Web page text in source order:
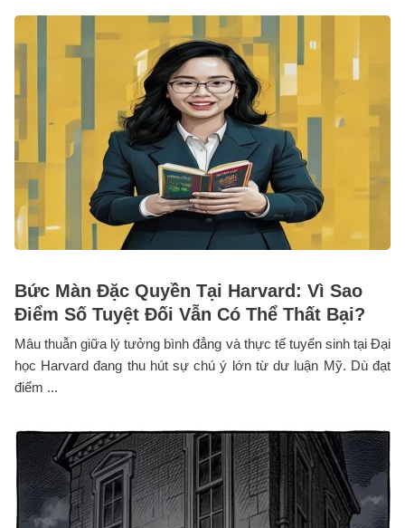
Bức Màn Đặc Quyền Tại Harvard: Vì Sao
Điểm Số Tuyệt Đối Vẫn Có Thể Thất Bại?
Mâu thuẫn giữa lý tưởng bình đẳng và thực tế tuyển sinh tại Đại
học Harvard đang thu hút sự chú ý lớn từ dư luận Mỹ. Dù đạt
điểm ...